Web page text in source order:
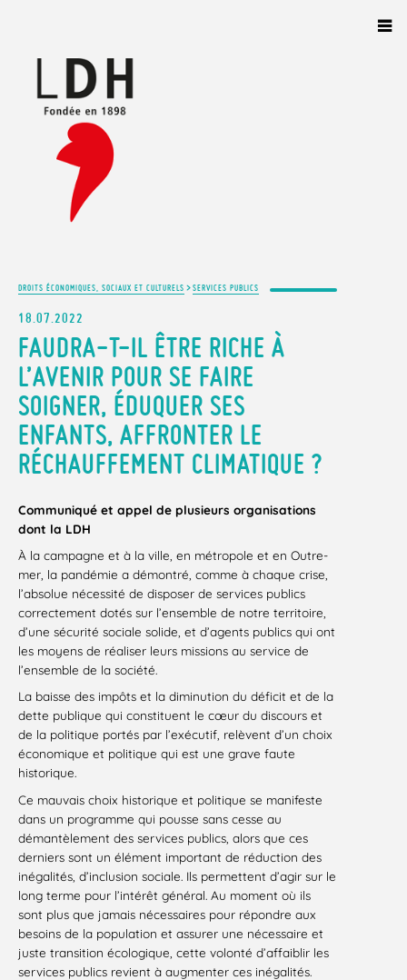
DROITS ÉCONOMIQUES, SOCIAUX ET CULTURELS >SERVICES PUBLICS
18.07.2022
FAUDRA-T-IL ÊTRE RICHE À
L’AVENIR POUR SE FAIRE
SOIGNER, ÉDUQUER SES
ENFANTS, AFFRONTER LE
RÉCHAUFFEMENT CLIMATIQUE ?
Communiqué et appel de plusieurs organisations
dont la LDH
À la campagne et à la ville, en métropole et en Outre-
mer, la pandémie a démontré, comme à chaque crise,
l’absolue nécessité de disposer de services publics
correctement dotés sur l’ensemble de notre territoire,
d’une sécurité sociale solide, et d’agents publics qui ont
les moyens de réaliser leurs missions au service de
l’ensemble de la société.
La baisse des impôts et la diminution du déficit et de la
dette publique qui constituent le cœur du discours et
de la politique portés par l’exécutif, relèvent d’un choix
économique et politique qui est une grave faute
historique.
Ce mauvais choix historique et politique se manifeste
dans un programme qui pousse sans cesse au
démantèlement des services publics, alors que ces
derniers sont un élément important de réduction des
inégalités, d’inclusion sociale. Ils permettent d’agir sur le
long terme pour l’intérêt général. Au moment où ils
sont plus que jamais nécessaires pour répondre aux
besoins de la population et assurer une nécessaire et
juste transition écologique, cette volonté d’affaiblir les
services publics revient à augmenter ces inégalités.